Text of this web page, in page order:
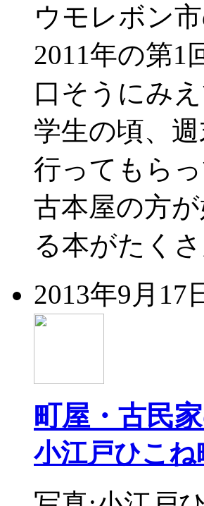
ウモレボン
2011年の第1
口そうにみ
学生の頃、
行ってもら
古本屋の方
る本がたく
2013年9月17
町屋・古民
小江戸ひこ